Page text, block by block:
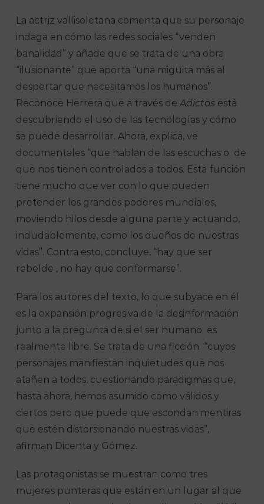
La actriz vallisoletana comenta que su personaje
indaga en cómo las redes sociales “venden
banalidad” y añade que se trata de una obra
“ilusionante” que aporta “una miguita más al
despertar que necesitamos los humanos”.
Reconoce Herrera que a través deAdictos está
descubriendo el uso de las tecnologías y cómo
se puede desarrollar. Ahora, explica, ve
documentales “que hablan de las escuchas o de
que nos tienen controlados a todos. Esta función
tiene mucho que ver con lo que pueden
pretender los grandes poderes mundiales,
moviendo hilos desde alguna parte y actuando,
indudablemente, como los dueños de nuestras
vidas”. Contra esto, concluye, “hay que ser
rebelde , no hay que conformarse”.
Para los autores del texto, lo que subyace en él
es la expansión progresiva de la desinformación
junto a la pregunta de si el ser humano es
realmente libre. Se trata de una ficción “cuyos
personajes manifiestan inquietudes que nos
atañen a todos, cuestionando paradigmas que,
hasta ahora, hemos asumido como válidos y
ciertos pero que puede que escondan mentiras
que estén distorsionando nuestras vidas”,
afirman Dicenta y Gómez.
Las protagonistas se muestran como tres
mujeres punteras que están en un lugar al que